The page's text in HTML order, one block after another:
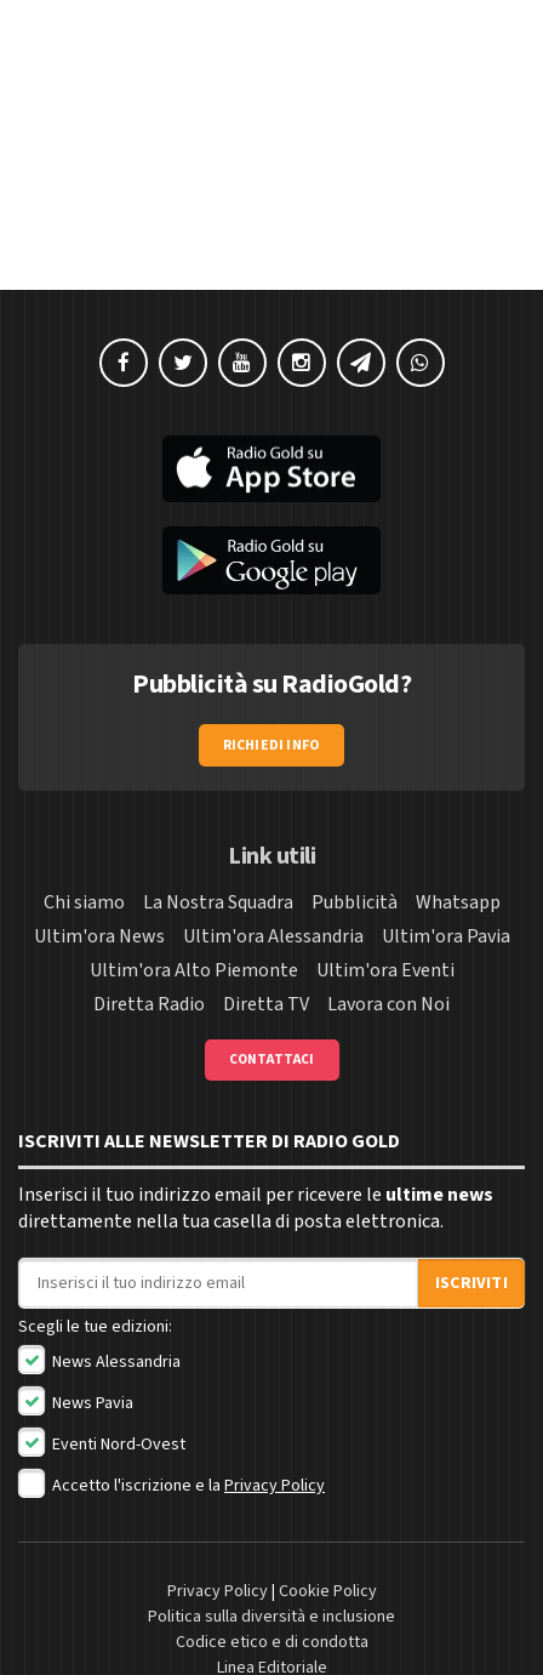
Pubblicità su RadioGold?
RICHIEDI INFO
Link utili
Chi siamo La Nostra Squadra Pubblicità
Whatsapp
Ultim'ora News
Ultim'ora Alessandria
Ultim'ora Pavia
Ultim'ora Alto Piemonte
Ultim'ora Eventi
Diretta Radio
Diretta TV Lavora con Noi
CONTATTACI
ISCRIVITI ALLE NEWSLETTER DI RADIO GOLD
Inserisci il tuo indirizzo email per ricevere le ultime news
direttamente nella tua casella di posta elettronica.
Indirizzo email
ISCRIVITI
Scegli le tue edizioni:
News Alessandria
News Pavia
Eventi Nord-Ovest
Accetto l'iscrizione e la Privacy Policy
Privacy Policy| Cookie Policy
Politica sulla diversità e inclusione
Codice etico e di condotta
Linea Editoriale